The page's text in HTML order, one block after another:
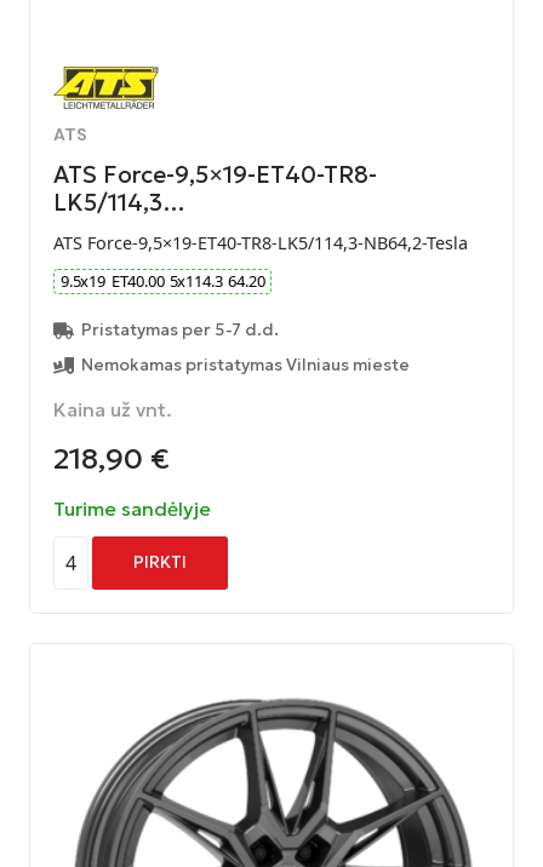
ATS
ATS Force-9,5×19-ET40-TR8-
LK5/114,3…
ATS Force-9,5×19-ET40-TR8-LK5/114,3-NB64,2-Tesla
9.5x19 ET40.00 5x114.3 64.20
Pristatymas per 5-7 d.d.
Nemokamas pristatymas Vilniaus mieste
Kaina už vnt.
218,90 €
Turime sandėlyje
4 PIRKTI